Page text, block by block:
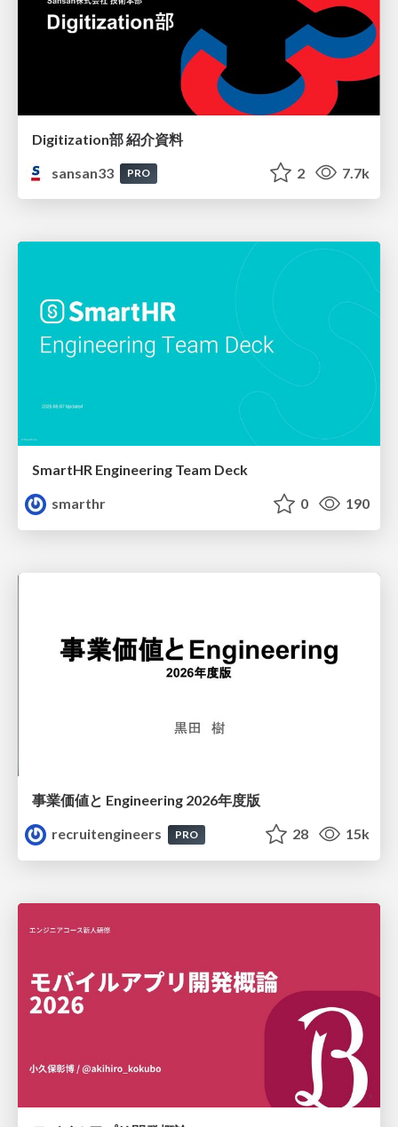
Digitization部 紹介資料
sansan33
PRO 2 7.7k
SmartHR Engineering Team Deck
smarthr
0 190
事業価値と Engineering 2026年度版
recruitengineers
PRO 28 15k